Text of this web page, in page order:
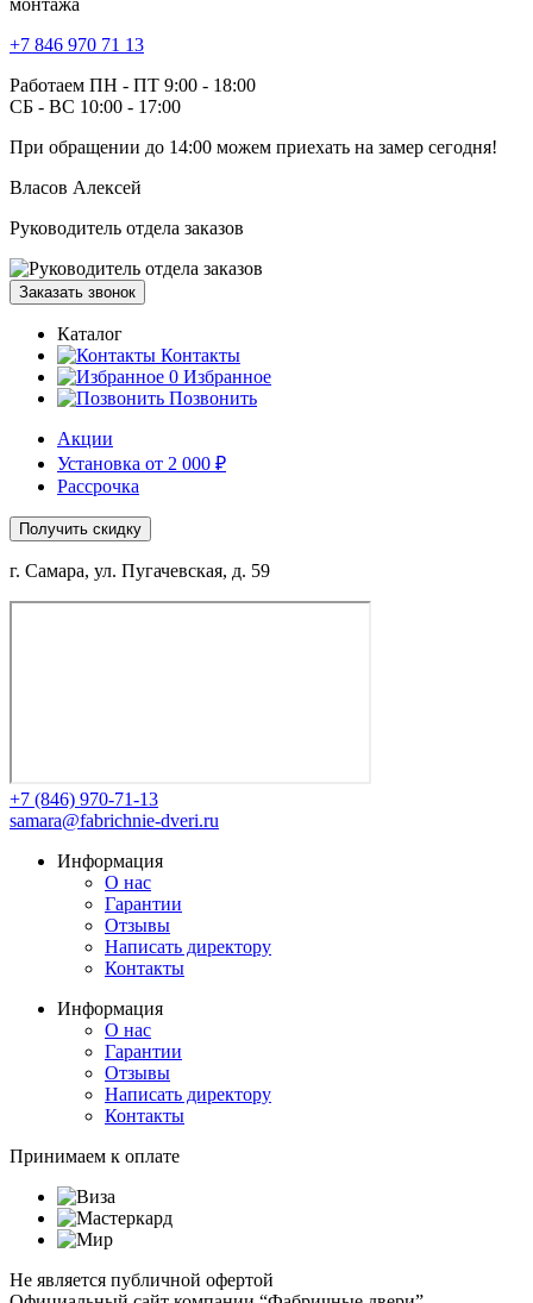
монтажа
+7 846 970 71 13
Работаем ПН - ПТ 9:00 - 18:00
СБ - ВС 10:00 - 17:00
При обращении до 14:00 можем приехать на замер сегодня!
Власов Алексей
Руководитель отдела заказов
Заказать звонок
Каталог
Контакты
0 Избранное
Позвонить
Акции
Установка от 2 000 ₽
Рассрочка
Получить скидку
г. Самара, ул. Пугачевская, д. 59
+7 (846) 970-71-13
samara@fabrichnie-dveri.ru
Информация
О нас
Гарантии
Отзывы
Написать директору
Контакты
Информация
О нас
Гарантии
Отзывы
Написать директору
Контакты
Принимаем к оплате
Не является публичной офертой